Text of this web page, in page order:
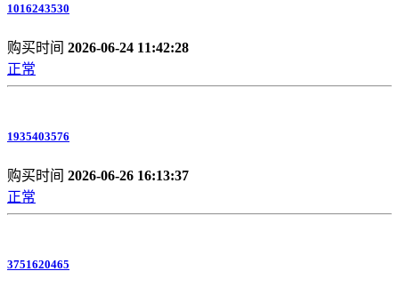
1016243530
购买时间 2026-06-24 11:42:28
正常
1935403576
购买时间 2026-06-26 16:13:37
正常
3751620465